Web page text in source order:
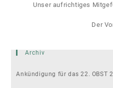
Unser aufrichtiges
Der
Archiv
Ankündigung für das 22. OBST